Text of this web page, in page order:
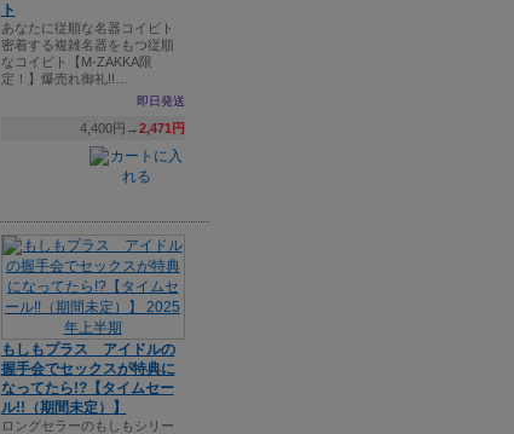
ト
あなたに従順な名器コイビト
密着する複雑名器をもつ従順
なコイビト【M-ZAKKA限
定！】爆売れ御礼!!…
即日発送
4,400円→2,471円
もしもプラス アイドルの
握手会でセックスが特典に
なってたら!?【タイムセー
ル!!（期間未定）】
ロングセラーのもしもシリー